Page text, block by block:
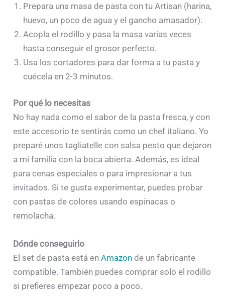
Prepara una masa de pasta con tu Artisan (harina,
huevo, un poco de agua y el gancho amasador).
Acopla el rodillo y pasa la masa varias veces
hasta conseguir el grosor perfecto.
Usa los cortadores para dar forma a tu pasta y
cuécela en 2-3 minutos.
Por qué lo necesitas
No hay nada como el sabor de la pasta fresca, y con
este accesorio te sentirás como un chef italiano. Yo
preparé unos tagliatelle con salsa pesto que dejaron
a mi familia con la boca abierta. Además, es ideal
para cenas especiales o para impresionar a tus
invitados. Si te gusta experimentar, puedes probar
con pastas de colores usando espinacas o
remolacha.
Dónde conseguirlo
El set de pasta está enAmazon de un fabricante
compatible. También puedes comprar solo el rodillo
si prefieres empezar poco a poco.